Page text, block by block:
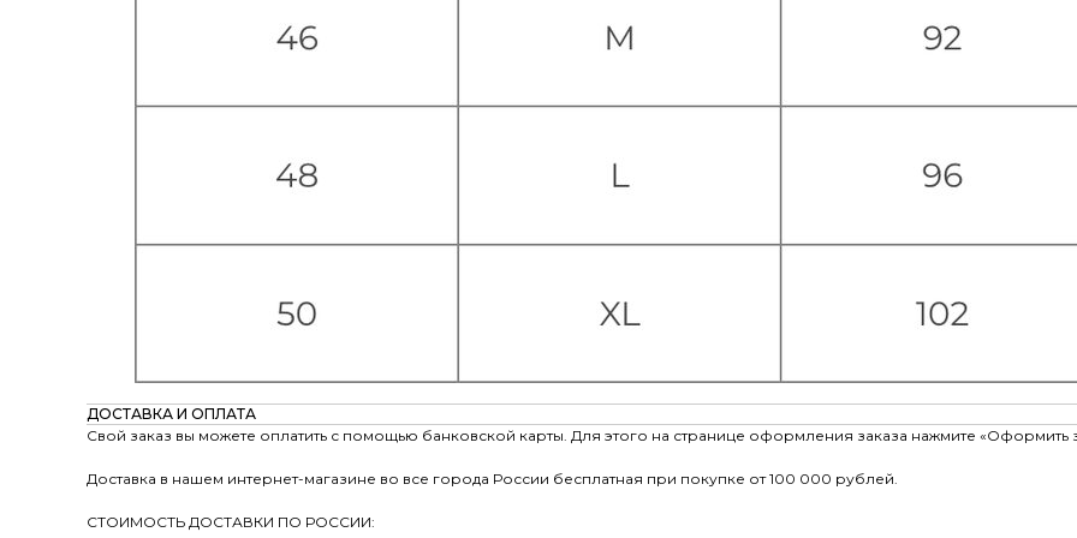
ДОСТАВКА И ОПЛАТА
Свой заказ вы можете оплатить с помощью банковской карты. Для этого на странице оформления заказа нажмите
Доставка в нашем интернет-магазине во все города России бесплатная при покупке от 100 000 рублей.
СТОИМОСТЬ ДОСТАВКИ ПО РОССИИ: